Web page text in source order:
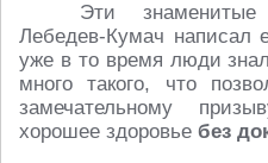
Эти
Лебедев-Кумач написал
уже в то время люди
много такого, что
замечательному
хорошее здоровье без